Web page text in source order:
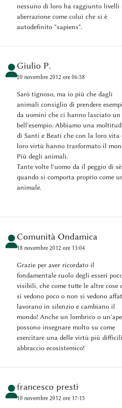
nessuno di loro ha raggiunto livelli
aberrazione come colui che si è
autodefinito "sapiens".
Giulio P.
20 novembre 2012 ore 06:58
Sarò tignoso, ma io più che dagli
animali consiglio di prendere
da uomini che ci hanno lasciato un
bell'esempio. Abbiamo una
di Santi e Beati che con la loro vita
loro virtù hanno trasformato il
Più degli animali.
Tante volte l'uomo da il peggio di sè
quando si comporta proprio come
animale.
Comunità Ondamica
18 novembre 2012 ore 13:04
Grazie per aver ricordato il
fondamentale ruolo degli esseri
visibili, che come tutte le altre cose
si vedono poco o non si vedono
lavorano in silenzio e cambiano il
mondo! Anche un lombrico o
possono insegnare molto su come
esercitare una delle virtù più
abbraccio ecosistemico!
francesco presti
10 novembre 2012 ore 17:15